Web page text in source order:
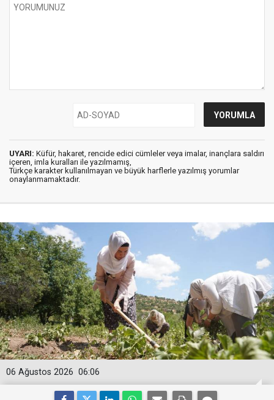
UYARI: Küfür, hakaret, rencide edici cümleler veya imalar, inançlara saldırı
içeren, imla kuralları ile yazılmamış,
Türkçe karakter kullanılmayan ve büyük harflerle yazılmış yorumlar
onaylanmamaktadır.
06:06
06 Ağustos 2026